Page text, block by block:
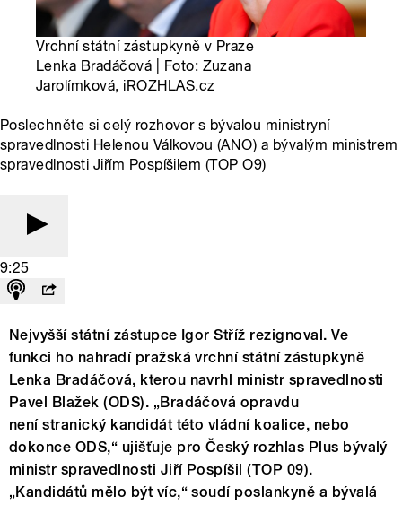
Vrchní státní zástupkyně v Praze
Lenka Bradáčová | Foto: Zuzana
Jarolímková, iROZHLAS.cz
Poslechněte si celý rozhovor s bývalou ministryní
spravedlnosti Helenou Válkovou (ANO) a bývalým ministrem
spravedlnosti Jiřím Pospíšilem (TOP O9)
9:25
Nejvyšší státní zástupce Igor Stříž rezignoval. Ve
funkci ho nahradí pražská vrchní státní zástupkyně
Lenka Bradáčová, kterou navrhl ministr spravedlnosti
Pavel Blažek (ODS). „Bradáčová opravdu
není stranický kandidát této vládní koalice, nebo
dokonce ODS,“ ujišťuje pro Český rozhlas Plus bývalý
ministr spravedlnosti Jiří Pospíšil (TOP 09).
„Kandidátů mělo být víc,“ soudí poslankyně a bývalá